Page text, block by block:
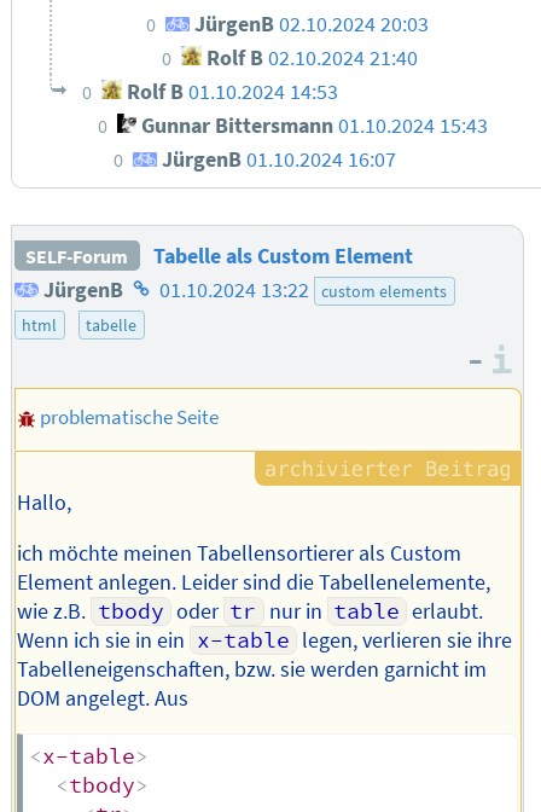
0 JürgenB 02.10.2024 20:03
0 Rolf B02.10.2024 21:40
0 Rolf B01.10.2024 14:53
0 Gunnar Bittersmann01.10.2024 15:43
0 JürgenB01.10.2024 16:07
SELF-Forum
Tabelle als Custom Element
JürgenB Homepage
des
01.10.2024 13:22 custom elements
html
tabelle
–
problematische Seite
Hallo,
ich möchte meinen Tabellensortierer als Custom
Element anlegen. Leider sind die Tabellenelemente,
wie z.B. tbody oder tr nur in table erlaubt.
Wenn ich sie in ein x-table legen, verlieren sie ihre
Tabelleneigenschaften, bzw. sie werden garnicht im
DOM angelegt. Aus
<x-table>
<tbody>